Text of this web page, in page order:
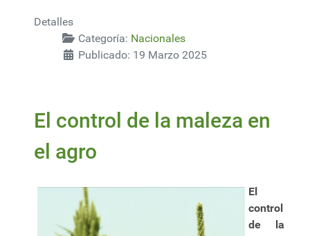
Detalles
Categoría: Nacionales
Publicado: 19 Marzo 2025
El control de la maleza en
el agro
El
control
de la